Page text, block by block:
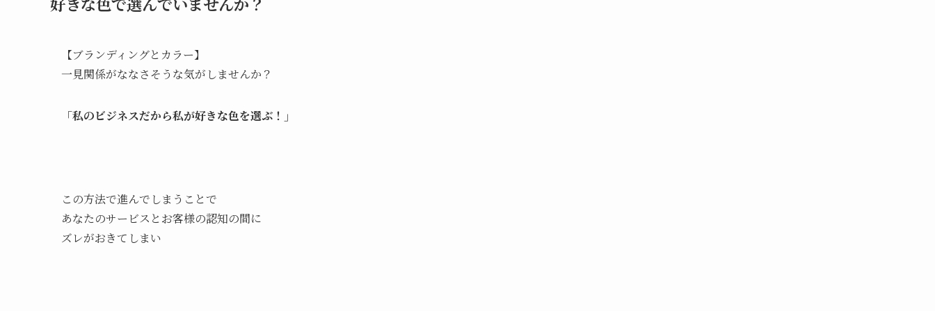
【ブランディングとカラー】
一見関係がななさそうな気がしませんか？
「私のビジネスだから私が好きな色を選ぶ！」
この方法で進んでしまうことで
あなたのサービスとお客様の認知の間に
ズレがおきてしまい